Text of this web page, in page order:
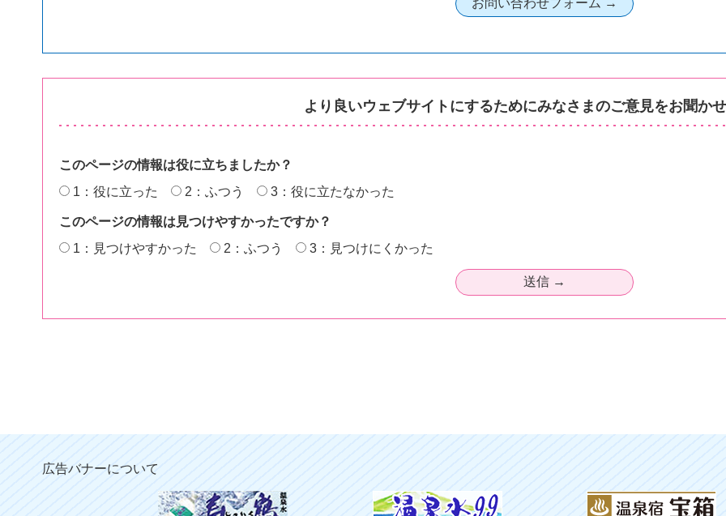
より良いウェブサイトにするためにみなさまのご意見をお聞か
このページの情報は役に立ちましたか？
1：役に立った
2：ふつう 3：役に立たなかった
このページの情報は見つけやすかったですか？
1：見つけやすかった
2：ふつう 3：見つけにくかった
広告バナーについて